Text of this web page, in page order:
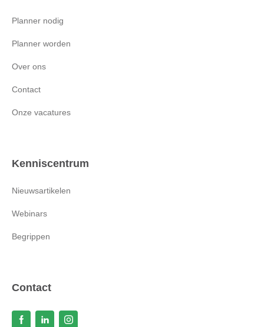
Planner nodig
Planner worden
Over ons
Contact
Onze vacatures
Kenniscentrum
Nieuwsartikelen
Webinars
Begrippen
Contact